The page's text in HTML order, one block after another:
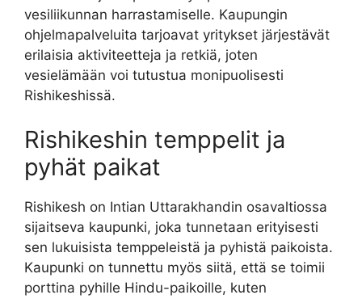
vesiliikunnan harrastamiselle. Kaupungin
ohjelmapalveluita tarjoavat yritykset järjestävät
erilaisia aktiviteetteja ja retkiä, joten
vesielämään voi tutustua monipuolisesti
Rishikeshissä.
Rishikeshin temppelit ja
pyhät paikat
Rishikesh on Intian Uttarakhandin osavaltiossa
sijaitseva kaupunki, joka tunnetaan erityisesti
sen lukuisista temppeleistä ja pyhistä paikoista.
Kaupunki on tunnettu myös siitä, että se toimii
porttina pyhille Hindu-paikoille, kuten